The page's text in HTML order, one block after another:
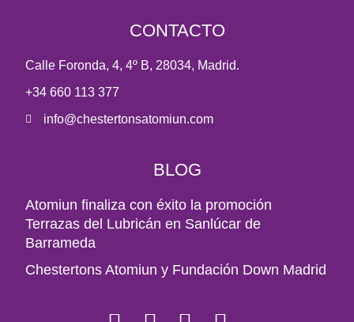
CONTACTO
Calle Foronda, 4, 4º B, 28034, Madrid.
+34 660 113 377
info@chestertonsatomiun.com
BLOG
Atomiun finaliza con éxito la promoción
Terrazas del Lubricán en Sanlúcar de
Barrameda
Chestertons Atomiun y Fundación Down Madrid